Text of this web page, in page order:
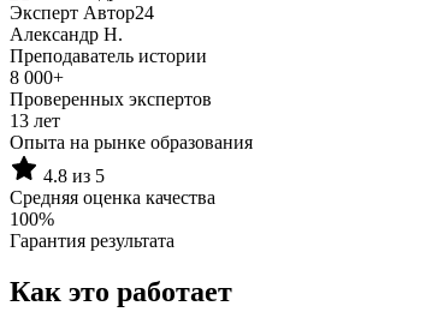
Эксперт Автор24
Александр Н.
Преподаватель истории
8 000+
Проверенных экспертов
13 лет
Опыта на рынке образования
4.8 из 5
Средняя оценка качества
100%
Гарантия результата
Как это работает